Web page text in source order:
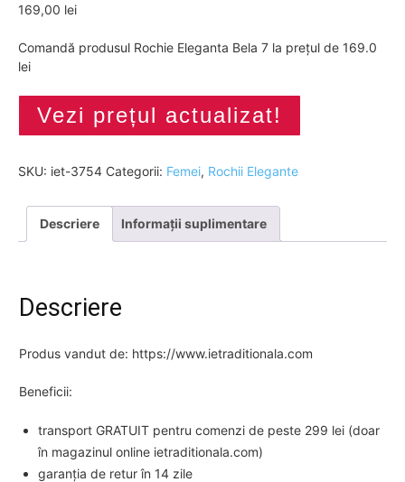
169,00 lei
Comandă produsul Rochie Eleganta Bela 7 la prețul de 169.0
lei
Vezi prețul actualizat!
SKU: iet-3754 Categorii: Femei, Rochii Elegante
Descriere Informații suplimentare
Descriere
Produs vandut de: https://www.ietraditionala.com
Beneficii:
transport GRATUIT pentru comenzi de peste 299 lei (doar
în magazinul online ietraditionala.com)
garanția de retur în 14 zile